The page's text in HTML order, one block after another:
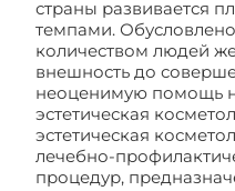
страны развивается
темпами.
количеством людей
внешность до
неоценимую помощь
эстетическая
эстетическая
лечебно-
процедур,